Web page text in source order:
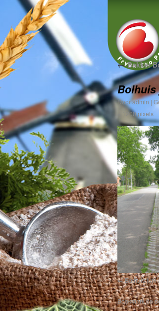
←Bakker
Bolhuis
Dooradmin |
× 1200pixels
Bolhuis juni
Bookmark de